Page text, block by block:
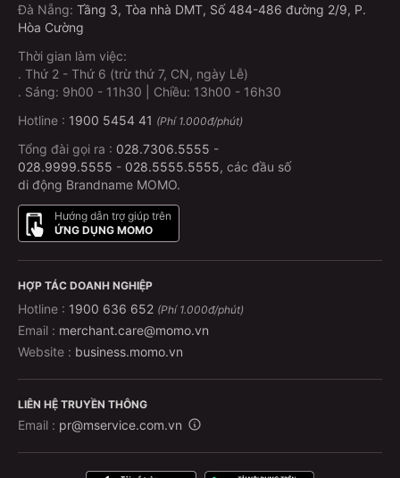
Đà Nẵng: Tầng 3, Tòa nhà DMT, Số 484-486 đường 2/9, P.
Hòa Cường
Thời gian làm việc:
. Thứ 2 - Thứ 6 (trừ thứ 7, CN, ngày Lễ)
. Sáng: 9h00 - 11h30 | Chiều: 13h00 - 16h30
Hotline : 1900 5454 41 (Phí 1.000đ/phút)
Tổng đài gọi ra : 028.7306.5555 -
028.9999.5555 - 028.5555.5555, các đầu số
di động Brandname MOMO.
Hướng dẫn trợ giúp trên
ỨNG DỤNG MOMO
HỢP TÁC DOANH NGHIỆP
Hotline : 1900 636 652 (Phí 1.000đ/phút)
Email : merchant.care@momo.vn
Website : business.momo.vn
LIÊN HỆ TRUYỀN THÔNG
Email : pr@mservice.com.vn